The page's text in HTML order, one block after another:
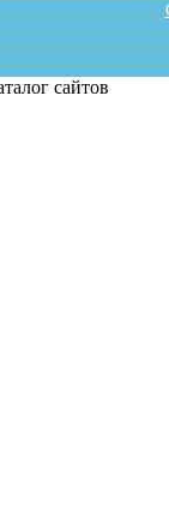
сайтов